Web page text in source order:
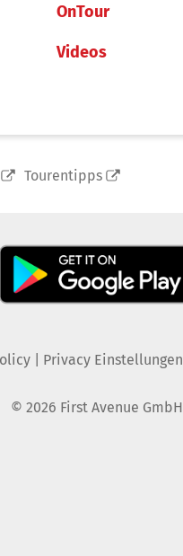
OnTour
Videos
Tourentipps
| Privacy Einstellungen
© 2026 First Avenue GmbH